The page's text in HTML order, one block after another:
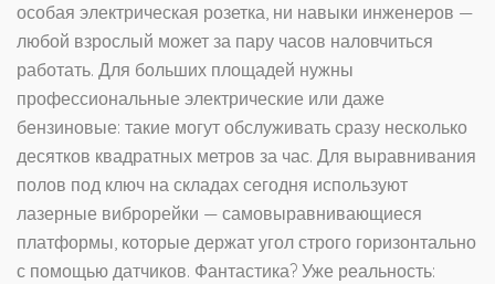
особая электрическая розетка, ни навыки инженеров —
любой взрослый может за пару часов наловчиться
работать. Для больших площадей нужны
профессиональные электрические или даже
бензиновые: такие могут обслуживать сразу несколько
десятков квадратных метров за час. Для выравнивания
полов под ключ на складах сегодня используют
лазерные виброрейки — самовыравнивающиеся
платформы, которые держат угол строго горизонтально
с помощью датчиков. Фантастика? Уже реальность: